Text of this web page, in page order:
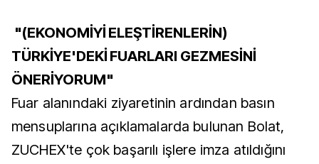
"(EKONOMİYİ ELEŞTİRENLERİN)
TÜRKİYE'DEKİ FUARLARI GEZMESİNİ
ÖNERİYORUM"
Fuar alanındaki ziyaretinin ardından basın
mensuplarına açıklamalarda bulunan Bolat,
ZUCHEX'te çok başarılı işlere imza atıldığını